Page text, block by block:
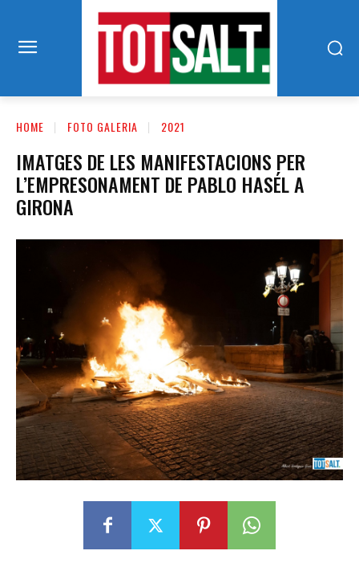
HOME FOTO GALERIA 2021
IMATGES DE LES MANIFESTACIONS PER
L’EMPRESONAMENT DE PABLO HASÉL A
GIRONA